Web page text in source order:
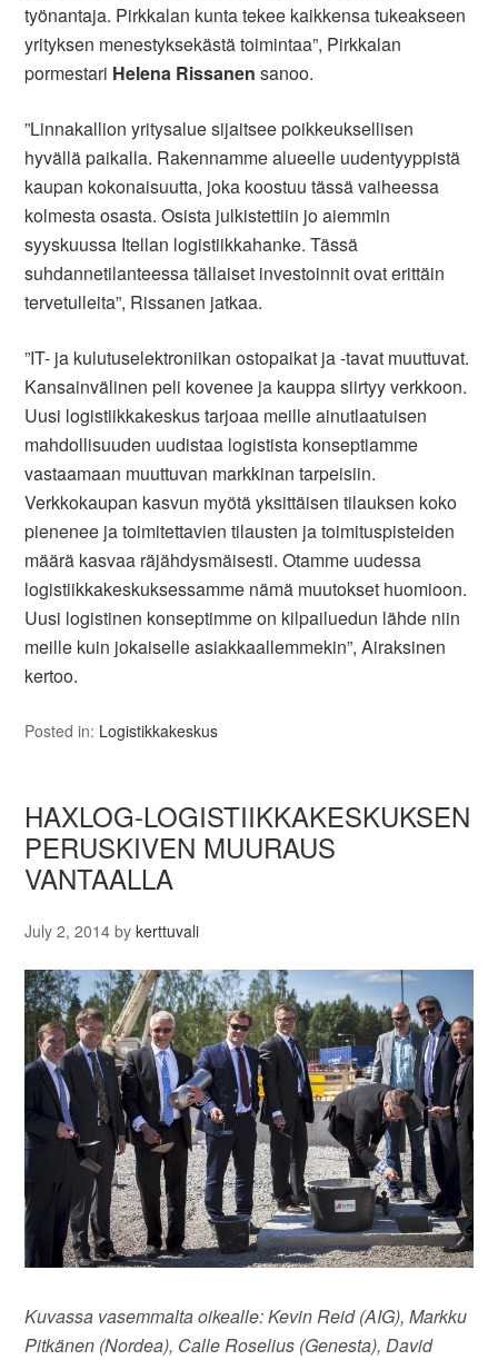
työnantaja. Pirkkalan kunta tekee kaikkensa tukeakseen
yrityksen menestyksekästä toimintaa”, Pirkkalan
pormestari Helena Rissanensanoo.
”Linnakallion yritysalue sijaitsee poikkeuksellisen
hyvällä paikalla. Rakennamme alueelle uudentyyppistä
kaupan kokonaisuutta, joka koostuu tässä vaiheessa
kolmesta osasta. Osista julkistettiin jo aiemmin
syyskuussa Itellan logistiikkahanke. Tässä
suhdannetilanteessa tällaiset investoinnit ovat erittäin
tervetulleita”, Rissanen jatkaa.
”IT- ja kulutuselektroniikan ostopaikat ja -tavat muuttuvat.
Kansainvälinen peli kovenee ja kauppa siirtyy verkkoon.
Uusi logistiikkakeskus tarjoaa meille ainutlaatuisen
mahdollisuuden uudistaa logistista konseptiamme
vastaamaan muuttuvan markkinan tarpeisiin.
Verkkokaupan kasvun myötä yksittäisen tilauksen koko
pienenee ja toimitettavien tilausten ja toimituspisteiden
määrä kasvaa räjähdysmäisesti. Otamme uudessa
logistiikkakeskuksessamme nämä muutokset huomioon.
Uusi logistinen konseptimme on kilpailuedun lähde niin
meille kuin jokaiselle asiakkaallemmekin”, Airaksinen
kertoo.
Posted in: Logistikkakeskus
HAXLOG-LOGISTIIKKAKESKUKSEN
PERUSKIVEN MUURAUS
VANTAALLA
July 2, 2014 bykerttuvali
Kuvassa vasemmalta oikealle: Kevin Reid (AIG), Markku
Pitkänen (Nordea), Calle Roselius (Genesta), David